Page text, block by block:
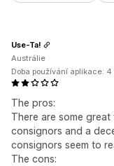
The pros:
There are some
consignors and a
consignors seem to
The cons:
Use-Ta!
Austrálie
Doba používání aplikace: 4